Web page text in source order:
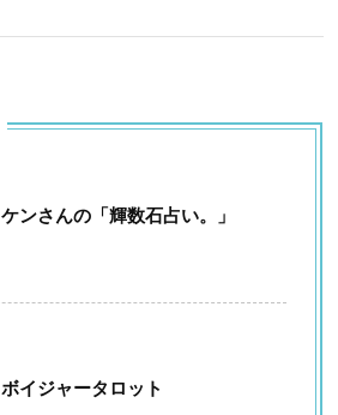
ケンさんの「輝数石占い。」
ボイジャータロット